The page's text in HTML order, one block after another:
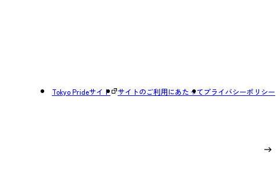
Tokyo Prideサイト サイトのご利用にあたってプライバシーポリシー